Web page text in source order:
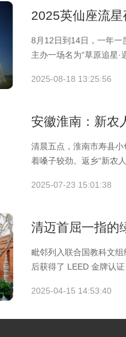
2025英仙座流
8月12日到14日，一年一
主办一场名为“草原追星
2025-08-18 13:25:56
安徽淮南：新农
清晨五点，淮南市寿县
着嗓子较劲。返乡“新农
2025-07-23 15:01:38
清迈首屈一指的
毗邻列入联合国教科文
后获得了 LEED 金牌认
2025-04-15 14:53:40